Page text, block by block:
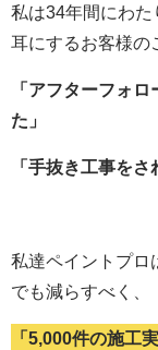
私は34年間にわた
耳にするお客様の
「アフターフォ
た」
「手抜き工事を
私達ペイントプロ
でも減らすべく、
「5,000件の施工